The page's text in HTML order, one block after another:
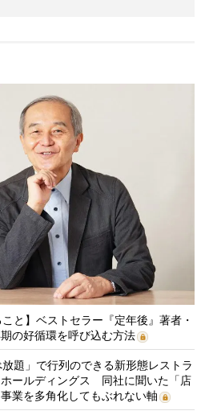
と】ベストセラー『定年後』著者・
の好循環を呼び込む方法
放題」で行列のできる新形態レストラ
ホールディングス 同社に聞いた「店
業を多角化してもぶれない軸